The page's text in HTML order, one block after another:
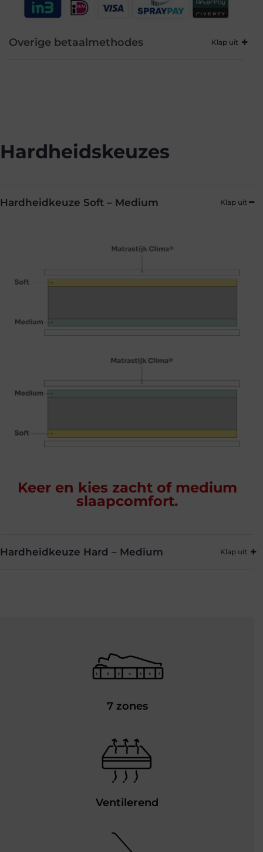
Overige betaalmethodes
Hardheidskeuzes
Hardheidkeuze Soft – Medium
Keer en kies zacht of medium
slaapcomfort.
Hardheidkeuze Hard – Medium
7 zones
Ventilerend